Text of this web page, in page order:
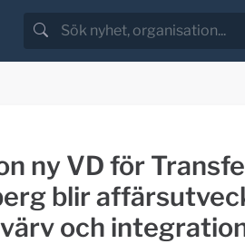
ny VD för
blir
och